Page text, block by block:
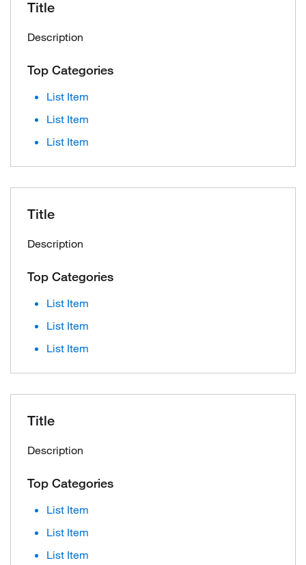
Top Categories
Title
Description
List Item
List Item
List Item
Top Categories
Title
Description
List Item
List Item
List Item
Top Categories
Title
Description
List Item
List Item
List Item